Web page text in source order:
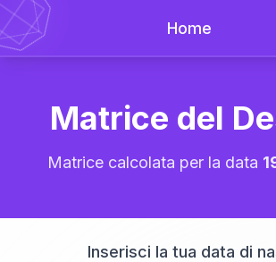
Home
Matrice del
Matrice calcolata per la data
Inserisci la tua data di